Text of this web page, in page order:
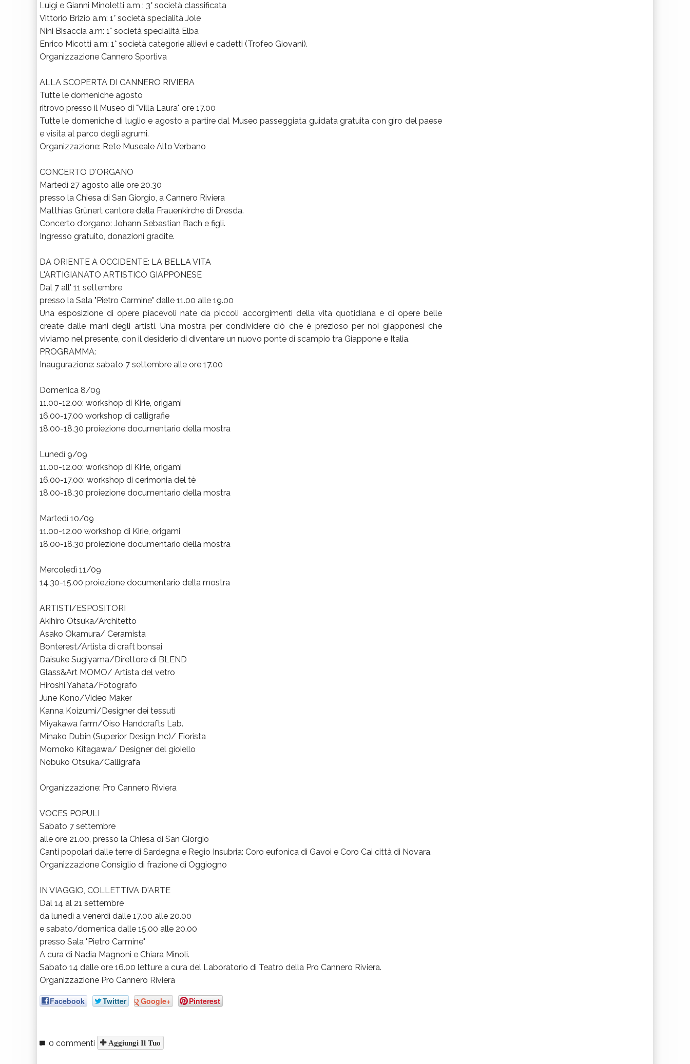
Luigi e Gianni Minoletti a.m : 3° società classificata
Vittorio Brizio a.m: 1° società specialità Jole
Nini Bisaccia a.m: 1° società specialità Elba
Enrico Micotti a.m: 1° società categorie allievi e cadetti (Trofeo Giovani).
Organizzazione Cannero Sportiva
ALLA SCOPERTA DI CANNERO RIVIERA
Tutte le domeniche agosto
ritrovo presso il Museo di "Villa Laura" ore 17.00
Tutte le domeniche di luglio e agosto a partire dal Museo passeggiata guidata gratuita con giro del paese
e visita al parco degli agrumi.
Organizzazione: Rete Museale Alto Verbano
CONCERTO D'ORGANO
Martedì 27 agosto alle ore 20.30
presso la Chiesa di San Giorgio, a Cannero Riviera
Matthias Grünert cantore della Frauenkirche di Dresda.
Concerto d'organo: Johann Sebastian Bach e figli.
Ingresso gratuito, donazioni gradite.
DA ORIENTE A OCCIDENTE: LA BELLA VITA
L'ARTIGIANATO ARTISTICO GIAPPONESE
Dal 7 all' 11 settembre
presso la Sala "Pietro Carmine" dalle 11.00 alle 19.00
Una esposizione di opere piacevoli nate da piccoli accorgimenti della vita quotidiana e di opere belle
create dalle mani degli artisti. Una mostra per condividere ciò che è prezioso per noi giapponesi che
viviamo nel presente, con il desiderio di diventare un nuovo ponte di scampio tra Giappone e Italia.
PROGRAMMA:
Inaugurazione: sabato 7 settembre alle ore 17.00
Domenica 8/09
11.00-12.00: workshop di Kirie, origami
16.00-17.00 workshop di calligrafie
18.00-18.30 proiezione documentario della mostra
Lunedì 9/09
11.00-12.00: workshop di Kirie, origami
16.00-17.00: workshop di cerimonia del tè
18.00-18.30 proiezione documentario della mostra
Martedì 10/09
11.00-12.00 workshop di Kirie, origami
18.00-18.30 proiezione documentario della mostra
Mercoledì 11/09
14.30-15.00 proiezione documentario della mostra
ARTISTI/ESPOSITORI
Akihiro Otsuka/Architetto
Asako Okamura/ Ceramista
Bonterest/Artista di craft bonsai
Daisuke Sugiyama/Direttore di BLEND
Glass&Art MOMO/ Artista del vetro
Hiroshi Yahata/Fotografo
June Kono/Video Maker
Kanna Koizumi/Designer dei tessuti
Miyakawa farm/Oiso Handcrafts Lab.
Minako Dubin (Superior Design Inc)/ Fiorista
Momoko Kitagawa/ Designer del gioiello
Nobuko Otsuka/Calligrafa
Organizzazione: Pro Cannero Riviera
VOCES POPULI
Sabato 7 settembre
alle ore 21.00, presso la Chiesa di San Giorgio
Canti popolari dalle terre di Sardegna e Regio Insubria: Coro eufonica di Gavoi e Coro Cai città di Novara.
Organizzazione Consiglio di frazione di Oggiogno
IN VIAGGIO, COLLETTIVA D'ARTE
Dal 14 al 21 settembre
da lunedì a venerdì dalle 17.00 alle 20.00
e sabato/domenica dalle 15.00 alle 20.00
presso Sala "Pietro Carmine"
A cura di Nadia Magnoni e Chiara Minoli.
Sabato 14 dalle ore 16.00 letture a cura del Laboratorio di Teatro della Pro Cannero Riviera.
Organizzazione Pro Cannero Riviera
Facebook Twitter Google+ Pinterest
0 commenti Aggiungi Il Tuo